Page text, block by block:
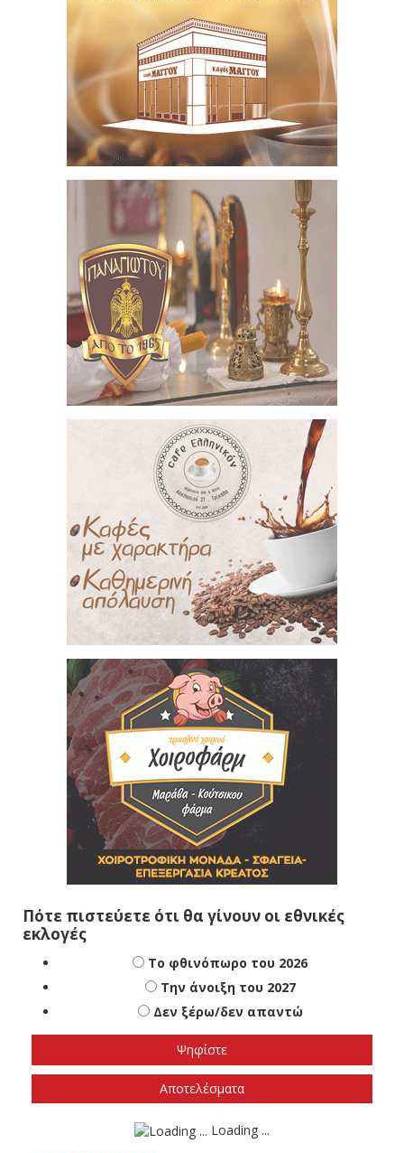
Πότε πιστεύετε ότι θα γίνουν οι εθνικές
εκλογές
Το φθινόπωρο του 2026
Την άνοιξη του 2027
Δεν ξέρω/δεν απαντώ